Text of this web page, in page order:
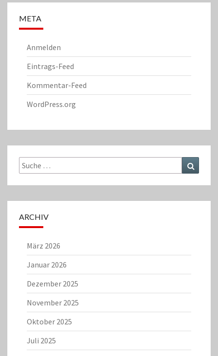
META
Anmelden
Eintrags-Feed
Kommentar-Feed
WordPress.org
Suche
nach:
ARCHIV
März 2026
Januar 2026
Dezember 2025
November 2025
Oktober 2025
Juli 2025